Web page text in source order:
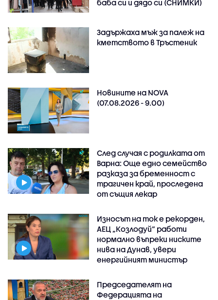
баба си и дядо си (СНИМКИ)
Задържаха мъж за палеж на
кметството в Тръстеник
Новините на NOVA
(07.08.2026 - 9.00)
След случая с родилката от
Варна: Още едно семейство
разказа за бременност с
трагичен край, проследена
от същия лекар
Износът на ток е рекорден,
АЕЦ „Козлодуй“ работи
нормално въпреки ниските
нива на Дунав, увери
енергийният министър
Председателят на
Федерацията на